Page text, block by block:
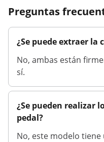
Preguntas
¿Se puede extraer
No, ambas están
sí.
¿Se pueden realizar
pedal?
No, este modelo